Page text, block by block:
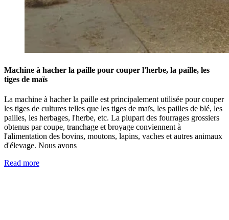
Machine à hacher la paille pour couper l'herbe, la paille, les
tiges de maïs
La machine à hacher la paille est principalement utilisée pour couper
les tiges de cultures telles que les tiges de maïs, les pailles de blé, les
pailles, les herbages, l'herbe, etc. La plupart des fourrages grossiers
obtenus par coupe, tranchage et broyage conviennent à
l'alimentation des bovins, moutons, lapins, vaches et autres animaux
d'élevage. Nous avons
Read more